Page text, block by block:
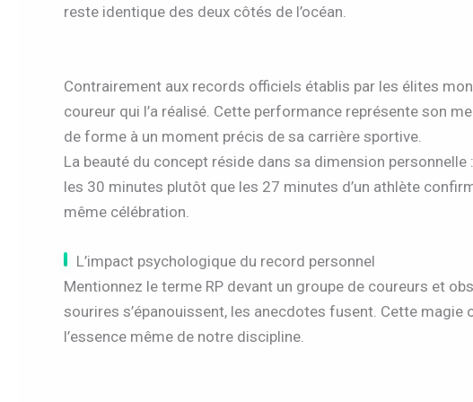
reste identique des deux côtés de l’océan.
Contrairement aux records officiels établis par les élites
coureur qui l’a réalisé. Cette performance représente son
de forme à un moment précis de sa carrière sportive.
La beauté du concept réside dans sa dimension
les 30 minutes plutôt que les 27 minutes d’un athlète
même célébration.
L’impact psychologique du record personnel
Mentionnez le terme RP devant un groupe de coureurs et
sourires s’épanouissent, les anecdotes fusent. Cette magie
l’essence même de notre discipline.